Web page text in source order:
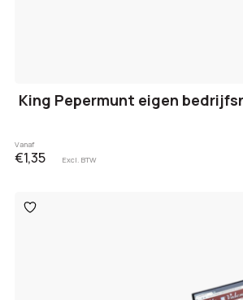
King Pepermunt eigen
Vanaf
€1,35 Excl. BTW
Toevoegen
aan